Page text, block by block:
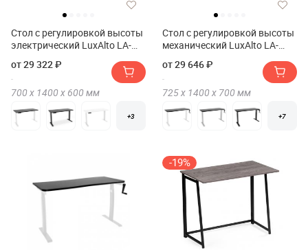
Стол с регулировкой высоты
электрический LuxAlto LA-
от 29 322 ₽
700 х 1400 х 600 мм
+3
Стол с регулировкой высоты
механический LuxAlto LA-
от 29 646 ₽
725 х 1400 х 700 мм
+7
-19%